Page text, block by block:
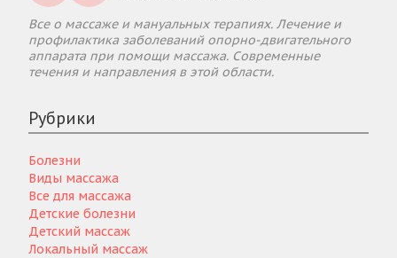
Все о массаже и мануальных терапиях. Лечение и
профилактика заболеваний опорно-двигательного
аппарата при помощи массажа. Современные
течения и направления в этой области.
Рубрики
Болезни
Виды массажа
Все для массажа
Детские болезни
Детский массаж
Локальный массаж